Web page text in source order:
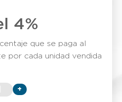
4%
que se paga al
por cada unidad vendida
+